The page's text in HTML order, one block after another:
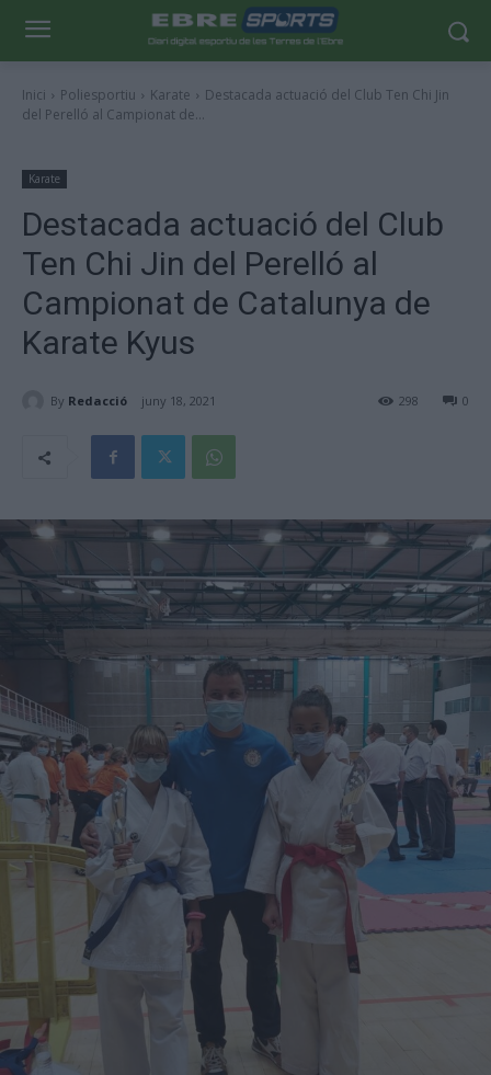
Inici Poliesportiu Karate
Destacada actuació del Club Ten Chi Jin
del Perelló al Campionat de...
Karate
Destacada actuació del Club
Ten Chi Jin del Perelló al
Campionat de Catalunya de
Karate Kyus
By Redacció juny 18, 2021 0
298